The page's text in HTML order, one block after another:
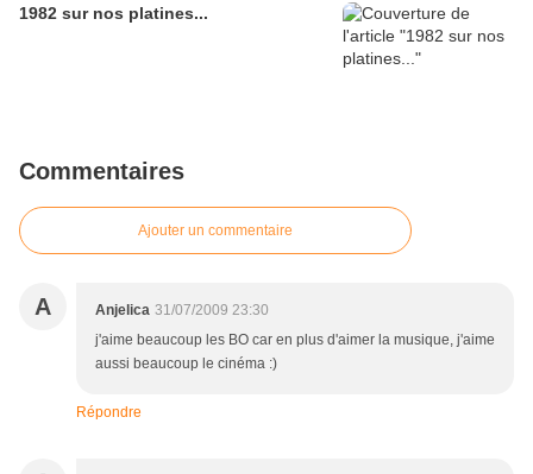
1982 sur nos platines...
Commentaires
Ajouter un commentaire
A Anjelica 31/07/2009 23:30
j'aime beaucoup les BO car en plus d'aimer la musique, j'aime
aussi beaucoup le cinéma :)
Répondre